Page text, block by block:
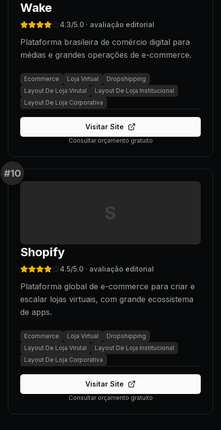
Wake
4.3/5.0 · avaliação editorial
Plataforma brasileira de comércio digital para
médias e grandes operações de e-commerce.
Ecommerce Loja Virtual
Dropshipping
Layout De Loja Virutal
Layout De Loja Institucional
Layout De Loja Corporativa
Visitar Site
Consultar orçamento gratuito
#10
S
Shopify
4.5/5.0 · avaliação editorial
Plataforma global de e-commerce para criar e
escalar lojas virtuais, com grande ecossistema
de apps.
Ecommerce Loja Virtual
Dropshipping
Layout De Loja Virutal
Layout De Loja Institucional
Layout De Loja Corporativa
Visitar Site
Consultar orçamento gratuito